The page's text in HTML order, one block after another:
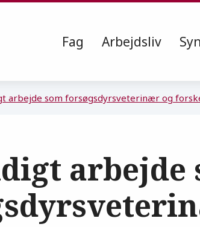
Fag Arbejdsliv
arbejde som forsøgsdyrsveterinær og
arbejde